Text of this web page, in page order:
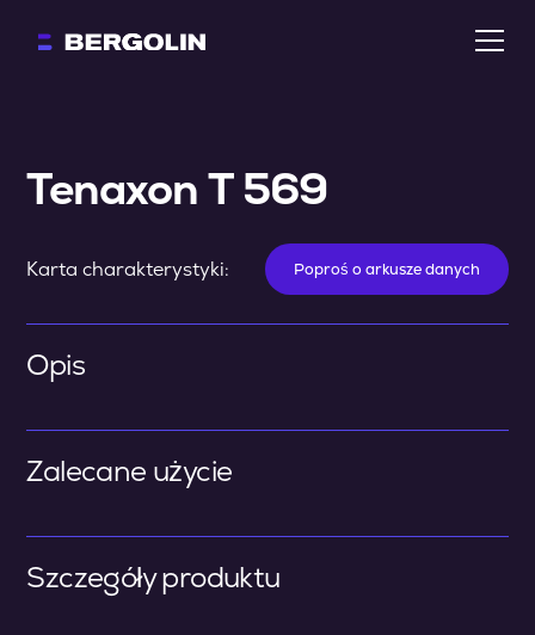
Tenaxon T 569
Karta charakterystyki: Poproś o arkusze danych
Opis
Zalecane użycie
Szczegóły produktu